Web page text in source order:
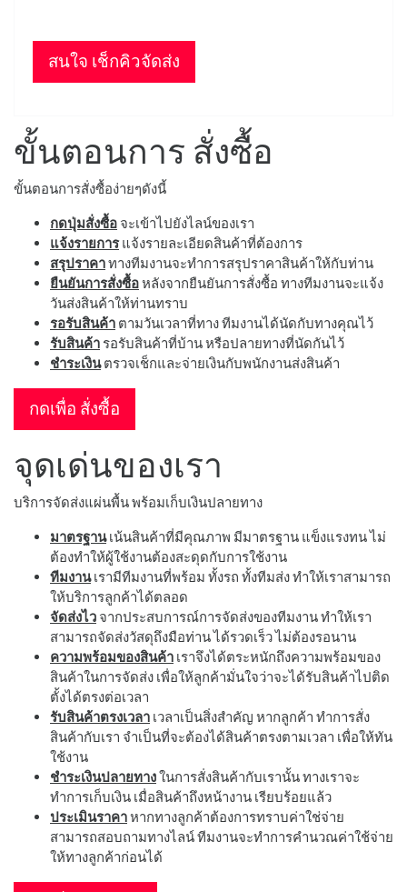
สนใจ เช็กคิวจัดส่ง
ขั้นตอนการ สั่งซื้อ
ขั้นตอนการสั่งซื้อง่ายๆดังนี้
กดปุ่มสั่งซื้อ จะเข้าไปยังไลน์ของเรา
แจ้งรายการแจ้งรายละเอียดสินค้าที่ต้องการ
สรุปราคาทางทีมงานจะทำการสรุปราคาสินค้าให้กับท่าน
ยืนยันการสั่งซื้อหลังจากยืนยันการสั่งซื้อ ทางทีมงานจะแจ้ง
วันส่งสินค้าให้ท่านทราบ
รอรับสินค้า ตามวันเวลาที่ทาง ทีมงานได้นัดกับทางคุณไว้
รับสินค้า รอรับสินค้าที่บ้าน หรือปลายทางที่นัดกันไว้
ชำระเงินตรวจเช็กและจ่ายเงินกับพนักงานส่งสินค้า
กดเพื่อ สั่งซื้อ
จุดเด่นของเรา
บริการจัดส่งแผ่นพื้น พร้อมเก็บเงินปลายทาง
มาตรฐานเน้นสินค้าที่มีคุณภาพ มีมาตรฐาน แข็งแรงทน ไม่
ต้องทำให้ผู้ใช้งานต้องสะดุดกับการใช้งาน
ทีมงานเรามีทีมงานที่พร้อม ทั้งรถ ทั้งทีมส่ง ทำให้เราสามารถ
ให้บริการลูกค้าได้ตลอด
จัดส่งไว จากประสบการณ์การจัดส่งของทีมงาน ทำให้เรา
สามารถจัดส่งวัสดุถึงมือท่าน ได้รวดเร็ว ไม่ต้องรอนาน
ความพร้อมของสินค้า เราจึงได้ตระหนักถึงความพร้อมของ
สินค้าในการจัดส่ง เพื่อให้ลูกค้ามั่นใจว่าจะได้รับสินค้าไปติด
ตั้งได้ตรงต่อเวลา
รับสินค้าตรงเวลา เวลาเป็นสิ่งสำคัญ หากลูกค้า ทำการสั่ง
สินค้ากับเรา จำเป็นที่จะต้องได้สินค้าตรงตามเวลา เพื่อให้ทัน
ใช้งาน
ชำระเงินปลายทางในการสั่งสินค้ากับเรานั้น ทางเราจะ
ทำการเก็บเงิน เมื่อสินค้าถึงหน้างาน เรียบร้อยแล้ว
ประเมินราคาหากทางลูกค้าต้องการทราบค่าใช่จ่าย
สามารถสอบถามทางไลน์ ทีมงานจะทำการคำนวณค่าใช้จ่าย
ให้ทางลูกค้าก่อนได้